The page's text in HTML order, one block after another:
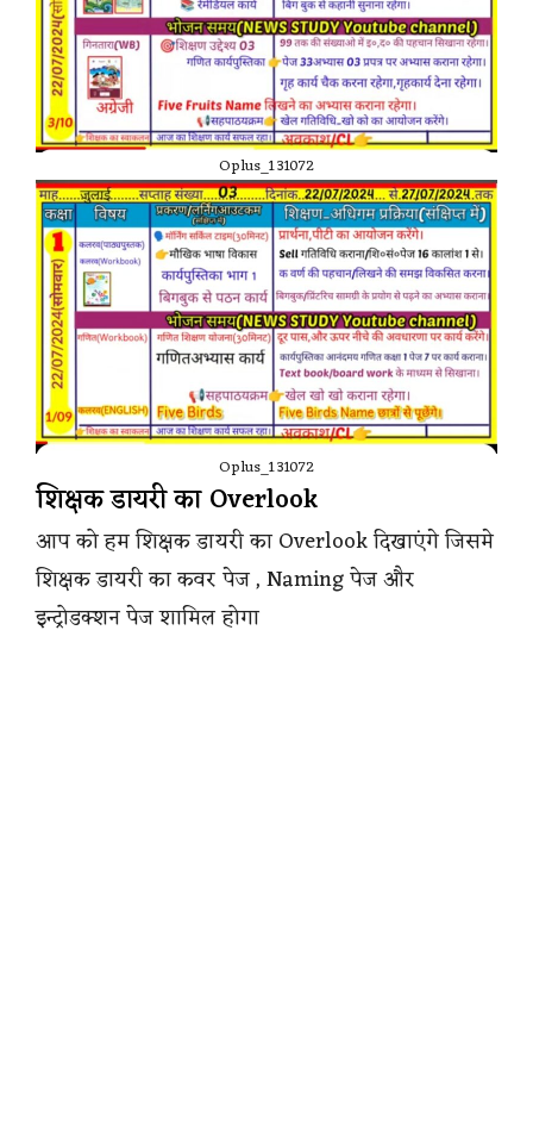
Oplus_131072
Oplus_131072
शिक्षक डायरी का Overlook
आप को हम शिक्षक डायरी का Overlook दिखाएंगे जिसमे
शिक्षक डायरी का कवर पेज , Naming पेज और
इन्ट्रोडक्शन पेज शामिल होगा